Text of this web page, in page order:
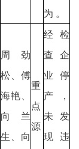
为 。
周劲
松、傅
海艳、
向兰
生、向
重
点
源
经检
查企
业停
产，
未发
现违